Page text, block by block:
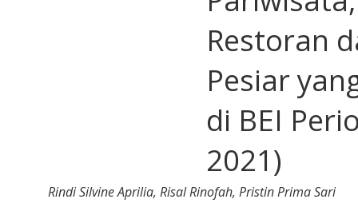
Restoran
Pesiar
di BEI
2021)
Rindi Silvine Aprilia, Risal Rinofah, Pristin Prima Sari